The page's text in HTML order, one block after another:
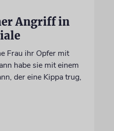
Angriff in
Frau ihr Opfer mit
habe sie mit einem
der eine Kippa trug,